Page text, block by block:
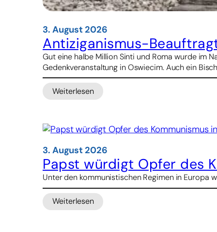
3. August 2026
Antiziganismus-
Gut eine halbe Million Sinti und Roma wurde im
Gedenkveranstaltung in Oswiecim. Auch ein
Weiterlesen
:
Holocaustgedenken
gemeinsame
Aufgabe
3. August 2026
Papst würdigt Opfer des
Unter den kommunistischen Regimen in Europa
Weiterlesen
: